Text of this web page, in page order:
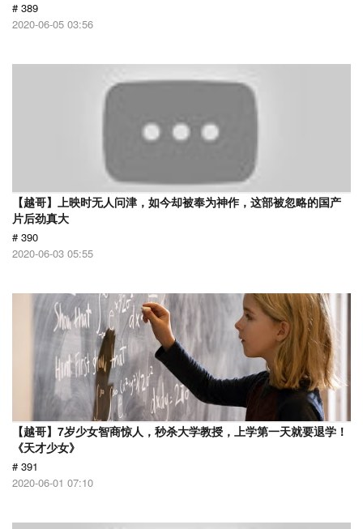
# 389
2020-06-05 03:56
【越哥】上映时无人问津，如今却被奉为神作，这部被忽略的国产
片后劲真大
# 390
2020-06-03 05:55
【越哥】7岁少女智商惊人，秒杀大学教授，上学第一天就要退学！
《天才少女》
# 391
2020-06-01 07:10